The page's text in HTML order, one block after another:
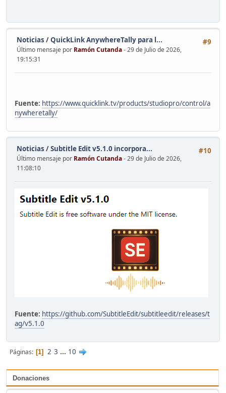
Donaciones
#9
Noticias /QuickLink AnywhereTally para l...
Último mensaje por Ramón Cutanda- 29 de Julio de 2026,
19:15:31
Fuente: https://www.quicklink.tv/products/studiopro/control/a
nywheretally/
#10
Noticias /Subtitle Edit v5.1.0 incorpora...
Último mensaje por Ramón Cutanda- 29 de Julio de 2026,
11:08:10
Fuente: https://github.com/SubtitleEdit/subtitleedit/releases/t
ag/v5.1.0
Páginas 1 2 3 ... 10